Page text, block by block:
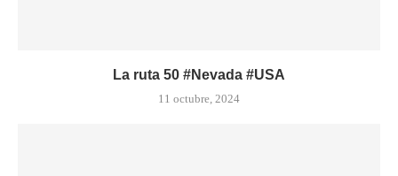
La ruta 50 #Nevada #USA
11 octubre, 2024